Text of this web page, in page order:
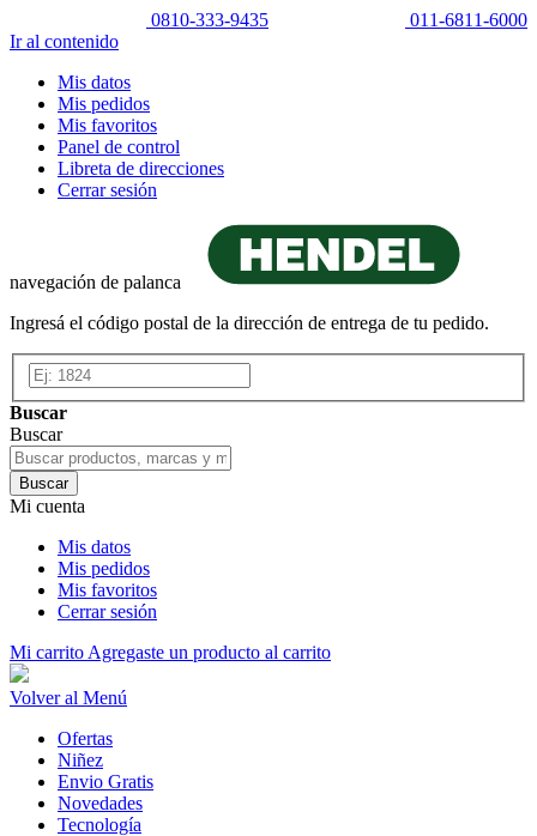
0810-333-9435
011-6811-6000
Ir al contenido
Mis datos
Mis pedidos
Mis favoritos
Panel de control
Libreta de direcciones
Cerrar sesión
navegación de palanca
Ingresá el código postal de la dirección de entrega de tu pedido.
Buscar
Buscar
Buscar
Mi cuenta
Mis datos
Mis pedidos
Mis favoritos
Cerrar sesión
Mi carrito Agregaste un producto al carrito
Volver al Menú
Ofertas
Niñez
Envio Gratis
Novedades
Tecnología